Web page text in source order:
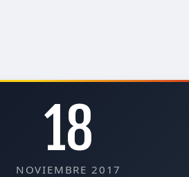
18
NOVIEMBRE 2017